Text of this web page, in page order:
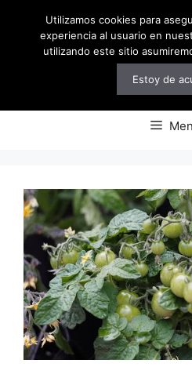
contenido
Utilizamos cookies para
experiencia al usuario en
utilizando este sitio
Estoy de